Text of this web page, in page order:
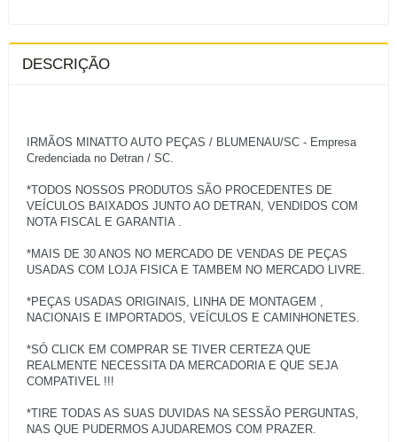
DESCRIÇÃO
IRMÃOS MINATTO AUTO PEÇAS / BLUMENAU/SC - Empresa
Credenciada no Detran / SC.
*TODOS NOSSOS PRODUTOS SÃO PROCEDENTES DE
VEÍCULOS BAIXADOS JUNTO AO DETRAN, VENDIDOS COM
NOTA FISCAL E GARANTIA .
*MAIS DE 30 ANOS NO MERCADO DE VENDAS DE PEÇAS
USADAS COM LOJA FISICA E TAMBEM NO MERCADO LIVRE.
*PEÇAS USADAS ORIGINAIS, LINHA DE MONTAGEM ,
NACIONAIS E IMPORTADOS, VEÍCULOS E CAMINHONETES.
*SÓ CLICK EM COMPRAR SE TIVER CERTEZA QUE
REALMENTE NECESSITA DA MERCADORIA E QUE SEJA
COMPATIVEL !!!
*TIRE TODAS AS SUAS DUVIDAS NA SESSÃO PERGUNTAS,
NAS QUE PUDERMOS AJUDAREMOS COM PRAZER.